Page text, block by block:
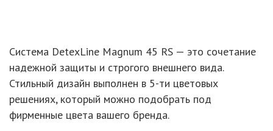
Система DetexLine Magnum 45 RS — это сочетание
надежной защиты и строгого внешнего вида.
Стильный дизайн выполнен в 5-ти цветовых
решениях, который можно подобрать под
фирменные цвета вашего бренда.